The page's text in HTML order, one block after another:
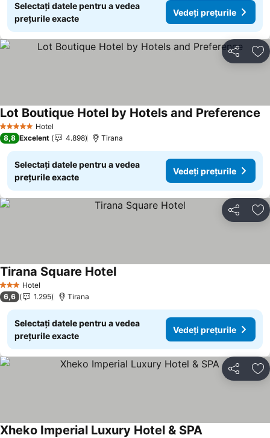
Selectați datele pentru a vedea
prețurile exacte
Vedeți prețurile
Distribuiți
5 Stele Hotel
Lot Boutique Hotel by Hotels and Preference
8,8 Excelent 4.898 Tirana
Selectați datele pentru a vedea
prețurile exacte
Vedeți prețurile
Distribuiți
3 SteleHotel
Tirana Square Hotel
6,6 1.295 Tirana
Selectați datele pentru a vedea
prețurile exacte
Vedeți prețurile
Distribuiți
Xheko Imperial Luxury Hotel & SPA